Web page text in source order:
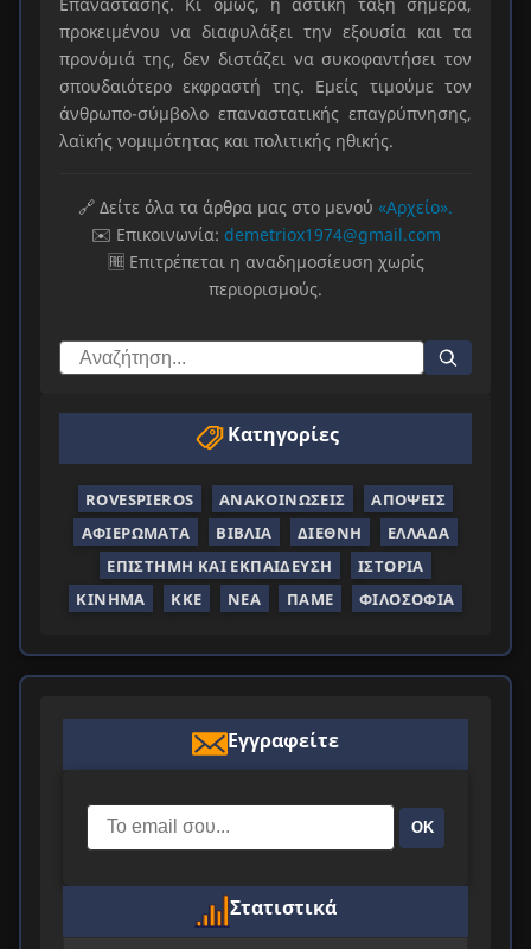
προκειμένου να διαφυλάξει την εξουσία και τα
προνόμιά της, δεν διστάζει να συκοφαντήσει τον
σπουδαιότερο εκφραστή της. Εμείς τιμούμε τον
άνθρωπο-σύμβολο επαναστατικής επαγρύπνησης,
λαϊκής νομιμότητας και πολιτικής ηθικής.
🔗 Δείτε όλα τα άρθρα μας στο μενού «Αρχείο».
✉️ Επικοινωνία: demetriox1974@gmail.com
🆓 Επιτρέπεται η αναδημοσίευση χωρίς
περιορισμούς.
Κατηγορίες
ROVESPIEROS ΑΝΑΚΟΙΝΏΣΕΙΣ
ΑΠΌΨΕΙΣ
ΑΦΙΕΡΏΜΑΤΑ
ΒΙΒΛΊΑ ΔΙΕΘΝΉ
ΕΛΛΆΔΑ
ΕΠΙΣΤΉΜΗ ΚΑΙ ΕΚΠΑΊΔΕΥΣΗ
ΙΣΤΟΡΊΑ
ΚΊΝΗΜΑ
ΚΚΕ ΝΈΑ ΠΑΜΕ ΦΙΛΟΣΟΦΊΑ
Εγγραφείτε
ΟΚ
Στατιστικά